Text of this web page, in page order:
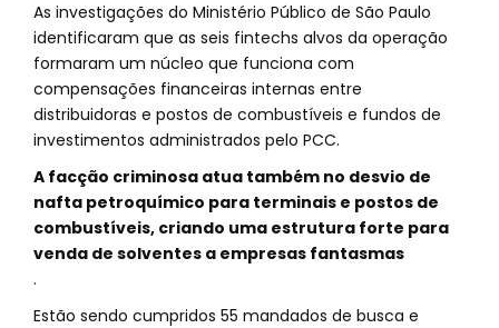
As investigações do Ministério Público de São Paulo
identificaram que as seis fintechs alvos da operação
formaram um núcleo que funciona com
compensações financeiras internas entre
distribuidoras e postos de combustíveis e fundos de
investimentos administrados pelo PCC.
A facção criminosa atua também no desvio de
nafta petroquímico para terminais e postos de
combustíveis, criando uma estrutura forte para
venda de solventes a empresas fantasmas
.
Estão sendo cumpridos 55 mandados de busca e